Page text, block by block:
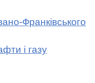
Франківського
і газу